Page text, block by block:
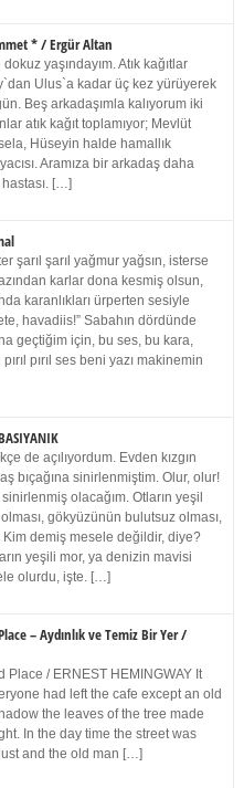
* / Ergür Altan
yaşındayım. Atık kağıtlar
Ulus`a kadar üç kez yürüyerek
Beş arkadaşımla kalıyorum iki
atık kağıt toplamıyor; Mevlüt
Hüseyin halde hamallık
Aramıza bir arkadaş daha
hastası. […]
şarıl şarıl yağmur yağsın, isterse
karlar dona kesmiş olsun,
karanlıkları ürperten sesiyle
havadiis!” Sabahın dördünde
geçtiğim için, bu ses, bu kara,
pırıl ses beni yazı makinemin
de açılıyordum. Evden kızgın
bıçağına sinirlenmiştim. Olur, olur!
sinirlenmiş olacağım. Otların yeşil
gökyüzünün bulutsuz olması,
demiş mesele değildir, diye?
yeşili mor, ya denizin mavisi
olurdu, işte. […]
– Aydınlık ve Temiz Bir Yer /
Place / ERNEST HEMINGWAY It
had left the cafe except an old
the leaves of the tree made
In the day time the street was
and the old man […]